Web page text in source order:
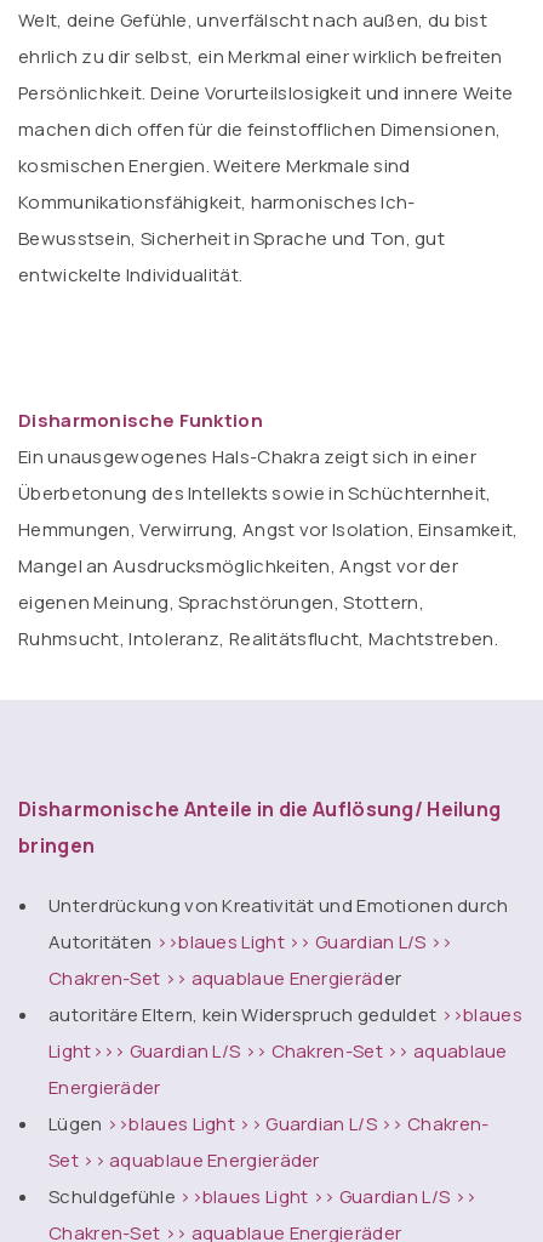
Welt, deine Gefühle, unverfälscht nach außen, du bist
ehrlich zu dir selbst, ein Merkmal einer wirklich befreiten
Persönlichkeit. Deine Vorurteilslosigkeit und innere Weite
machen dich offen für die feinstofflichen Dimensionen,
kosmischen Energien. Weitere Merkmale sind
Kommunikationsfähigkeit, harmonisches Ich-
Bewusstsein, Sicherheit in Sprache und Ton, gut
entwickelte Individualität.
Disharmonische Funktion
Ein unausgewogenes Hals-Chakra zeigt sich in einer
Überbetonung des Intellekts sowie in Schüchternheit,
Hemmungen, Verwirrung, Angst vor Isolation, Einsamkeit,
Mangel an Ausdrucksmöglichkeiten, Angst vor der
eigenen Meinung, Sprachstörungen, Stottern,
Ruhmsucht, Intoleranz, Realitätsflucht, Machtstreben.
Disharmonische Anteile in die Auflösung/ Heilung
bringen
Unterdrückung von Kreativität und Emotionen durch
Autoritäten >>blaues Light >> Guardian L/S >>
Chakren-Set >> aquablaue Energieräder
autoritäre Eltern, kein Widerspruch geduldet >>blaues
Light>>> Guardian L/S >> Chakren-Set>> aquablaue
Energieräder
Lügen >>blaues Light >> Guardian L/S >> Chakren-
Set>> aquablaue Energieräder
Schuldgefühle >>blaues Light >> Guardian L/S >>
Chakren-Set >> aquablaue Energieräder